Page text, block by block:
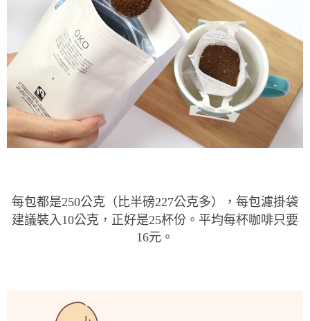
每包都是250公克（比半磅227公克多），每包濾掛袋
建議裝入10公克，正好是25杯份。平均每杯咖啡只要
16元。